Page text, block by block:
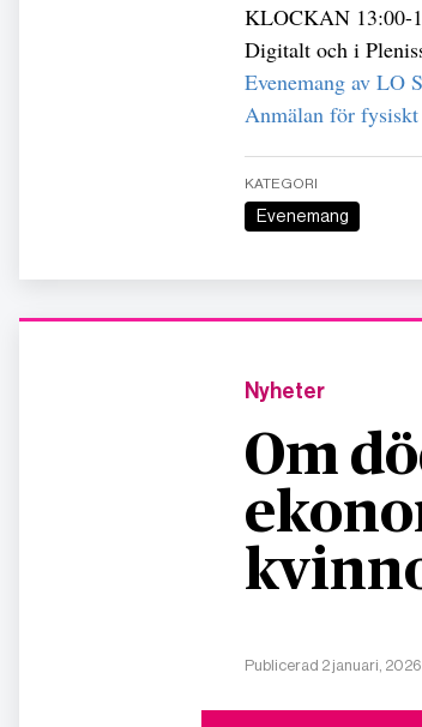
KLOCKAN 13:00-
Digitalt och i
Evenemang av LO
Anmälan för fysiskt
KATEGORI
Evenemang
Nyheter
Om
Publicerad 2 januari, 2026